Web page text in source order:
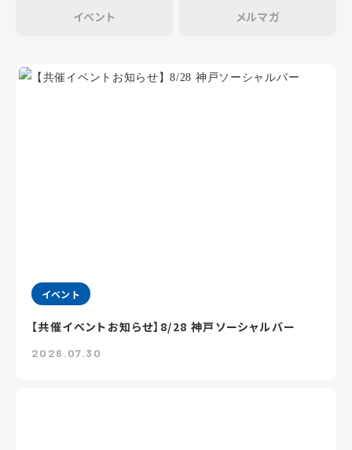
イベント メルマガ
イベント
【共催イベントお知らせ】8/28 神戸ソーシャルバー
2026.07.30